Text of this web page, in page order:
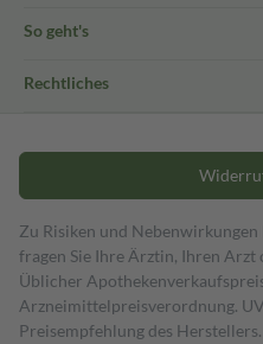
So geht's
Rechtliches
Zu Risiken und Nebenwirkungen
fragen Sie Ihre Ärztin, Ihren Arzt
Üblicher
Arzneimittelpreisverordnung.
Preisempfehlung des